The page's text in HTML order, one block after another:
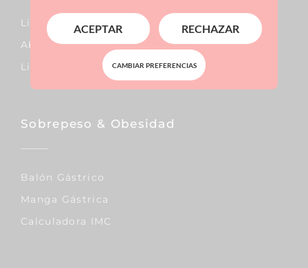
Lipo Vaser
Abdominoplastia
Liposucción
Sobrepeso & Obesidad
Balón Gástrico
Manga Gástrica
Calculadora IMC
ACEPTAR RECHAZAR
CAMBIAR PREFERENCIAS